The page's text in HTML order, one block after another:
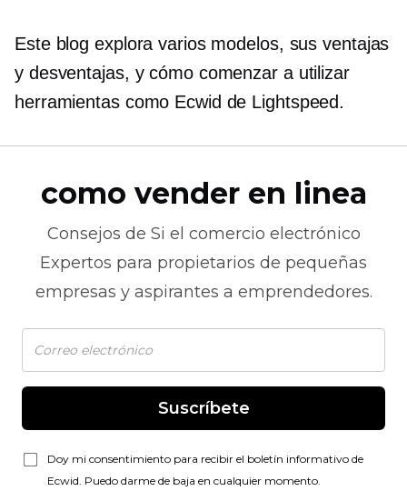
Este blog explora varios modelos, sus ventajas
y desventajas, y cómo comenzar a utilizar
herramientas como Ecwid de Lightspeed.
como vender en linea
Consejos de Si el comercio electrónico
Expertos para propietarios de pequeñas
empresas y aspirantes a emprendedores.
Suscríbete
Doy mi consentimiento para recibir el boletín informativo de
Ecwid. Puedo darme de baja en cualquier momento.